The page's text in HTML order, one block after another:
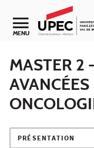
Aller au contenu
Navigation
MENU
MASTER 2
PRÉSENTATION